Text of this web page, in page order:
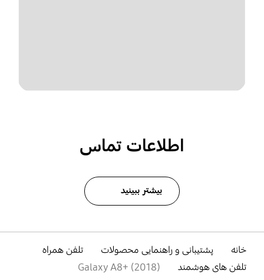
اطلاعات تماس
بیشتر ببینید
خانه پشتیبانی و راهنمایی محصولات
تلفن همراه
تلفن های هوشمند
Galaxy A8+ ‎(2018)‎